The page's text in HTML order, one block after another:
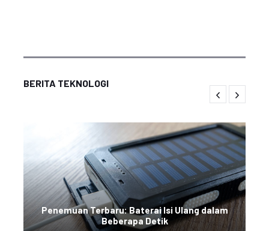
BERITA TEKNOLOGI
Penemuan Terbaru: Baterai Isi Ulang dalam
Beberapa Detik